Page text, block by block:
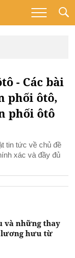
- Các bài
phối ôtô,
phối ôtô
tin tức về chủ đề
xác và đầy đủ
và những thay
lương hưu từ